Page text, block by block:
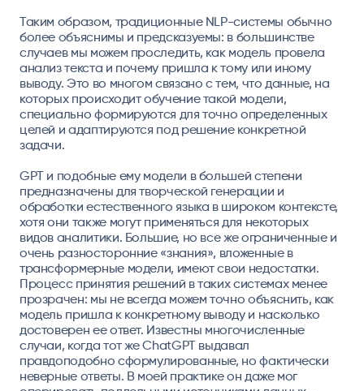
Таким образом, традиционные NLP-системы обычно
более объяснимы и предсказуемы: в большинстве
случаев мы можем проследить, как модель провела
анализ текста и почему пришла к тому или иному
выводу. Это во многом связано с тем, что данные, на
которых происходит обучение такой модели,
специально формируются для точно определенных
целей и адаптируются под решение конкретной
задачи.
GPT и подобные ему модели в большей степени
предназначены для творческой генерации и
обработки естественного языка в широком контексте,
хотя они также могут применяться для некоторых
видов аналитики. Большие, но все же ограниченные и
очень разносторонние «знания», вложенные в
трансформерные модели, имеют свои недостатки.
Процесс принятия решений в таких системах менее
прозрачен: мы не всегда можем точно объяснить, как
модель пришла к конкретному выводу и насколько
достоверен ее ответ. Известны многочисленные
случаи, когда тот же ChatGPT выдавал
правдоподобно сформулированные, но фактически
неверные ответы. В моей практике он даже мог